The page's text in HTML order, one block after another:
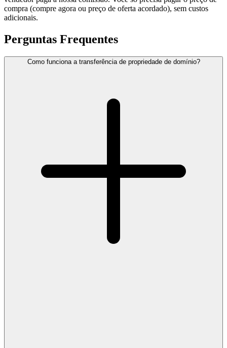
compra (compre agora ou preço de oferta acordado), sem custos
adicionais.
Perguntas Frequentes
Como funciona a transferência de propriedade de domínio?